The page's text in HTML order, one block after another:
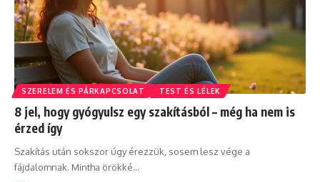
SZERELEM ÉS PÁRKAPCSOLAT TEST ÉS LÉLEK
8 jel, hogy gyógyulsz egy szakításból – még ha nem is
érzed így
Szakítás után sokszor úgy érezzük, sosem lesz vége a
fájdalomnak. Mintha örökké…